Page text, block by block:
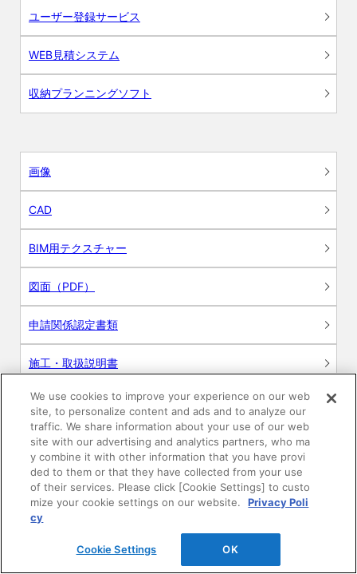
ユーザー登録サービス
WEB見積システム
収納プランニングソフト
画像
CAD
BIM用テクスチャー
図面（PDF）
申請関係認定書類
施工・取扱説明書
動画
シミュレーションツール
24時間換気システム〈エアスマート〉
簡易設計見積ソフト
R&Dセンター環境測定・分析サービス
商品マスター申し込み
We use cookies to improve your experience on our web
site, to personalize content and ads and to analyze our
traffic. We share information about your use of our web
site with our advertising and analytics partners, who ma
y combine it with other information that you have provi
ded to them or that they have collected from your use
of their services. Please click [Cookie Settings] to custo
mize your cookie settings on our website.
Privacy Poli
cy
Cookie Settings OK